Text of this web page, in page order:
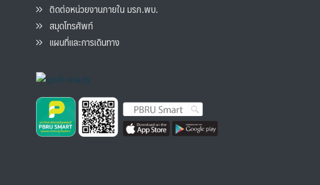
ติดต่อหน่วยงานภายใน มรภ.พบ.
สมุดโทรศัพท์
แผนที่และการเดินทาง